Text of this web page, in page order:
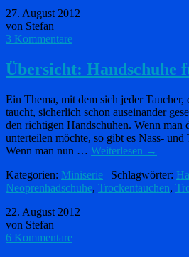
27. August 2012
von Stefan
3 Kommentare
Übersicht: Handschuhe
Ein Thema, mit dem sich jeder Taucher,
taucht, sicherlich schon auseinander
den richtigen Handschuhen. Wenn man
unterteilen möchte, so gibt es Nass- und
Wenn man nun … Weiterlesen →
Kategorien: Miniserie | Schlagwörter:
Neoprenhadschuhe, Trockentauchen,
22. August 2012
von Stefan
6 Kommentare